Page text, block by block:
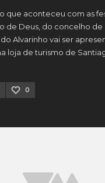
que aconteceu com as
de Deus, do concelho de
Alvarinho vai ser
loja de turismo de
0